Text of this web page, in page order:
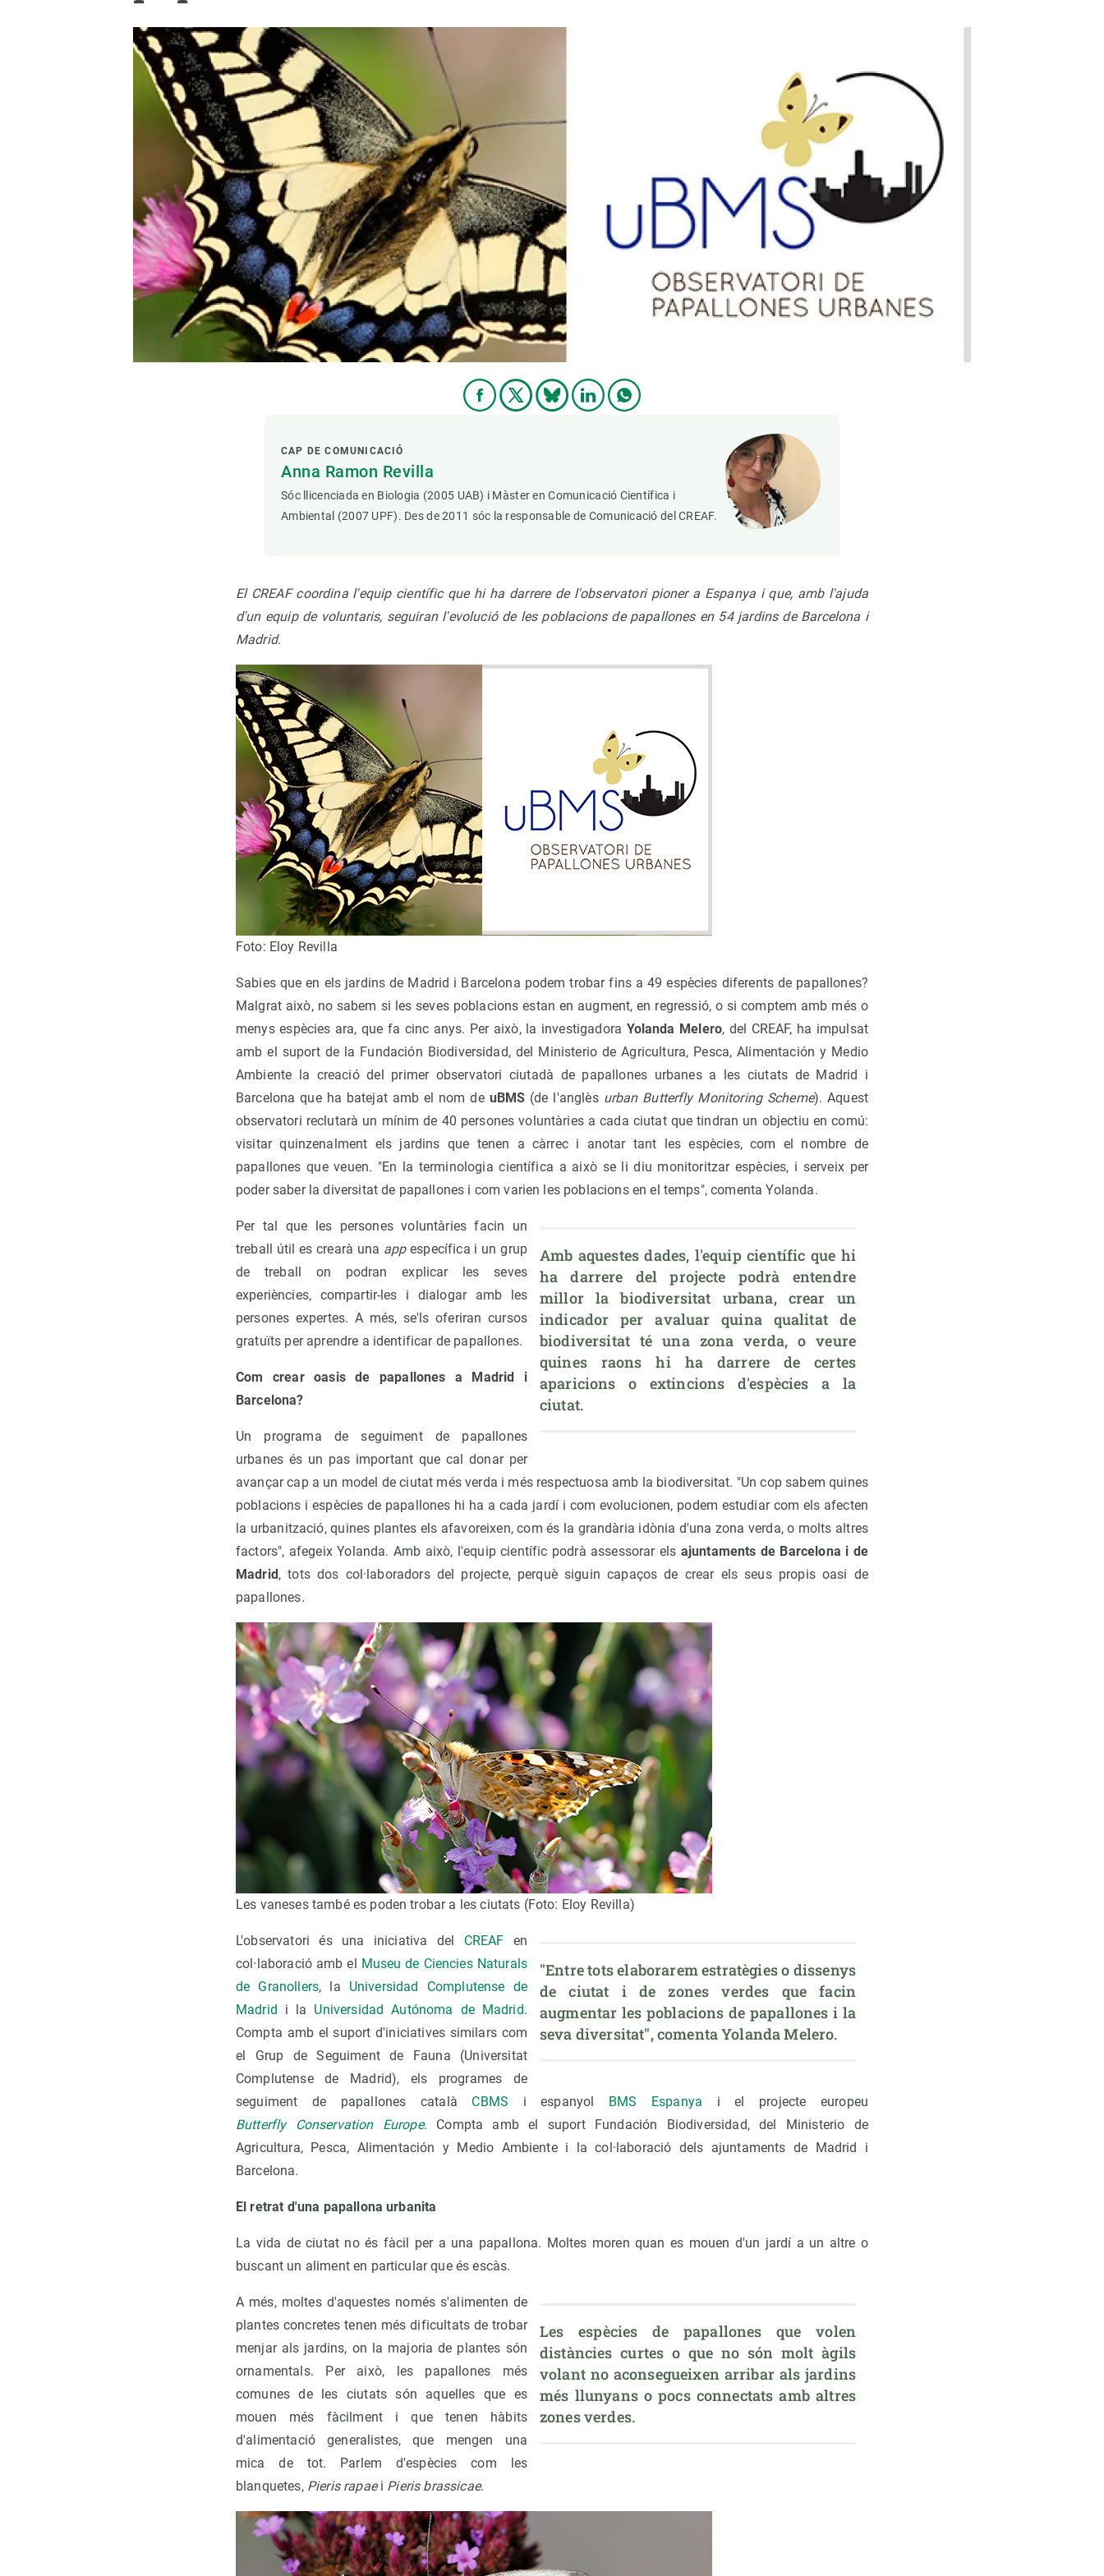
CAP DE COMUNICACIÓ
Anna Ramon Revilla
Sóc llicenciada en Biologia (2005 UAB) i Màster en Comunicació Científica i
Ambiental (2007 UPF). Des de 2011 sóc la responsable de Comunicació del CREAF.
El CREAF coordina l'equip científic que hi ha darrere de l'observatori pioner a Espanya i que, amb l'ajuda
d'un equip de voluntaris, seguiran l'evolució de les poblacions de papallones en 54 jardins de Barcelona i
Madrid.
Foto: Eloy Revilla
Sabies que en els jardins de Madrid i Barcelona podem trobar fins a 49 espècies diferents de papallones?
Malgrat això, no sabem si les seves poblacions estan en augment, en regressió, o si comptem amb més o
menys espècies ara, que fa cinc anys. Per això, la investigadora Yolanda Melero, del CREAF, ha impulsat
amb el suport de la Fundación Biodiversidad, del Ministerio de Agricultura, Pesca, Alimentación y Medio
Ambiente la creació del primer observatori ciutadà de papallones urbanes a les ciutats de Madrid i
Barcelona que ha batejat amb el nom de uBMS (de l'anglès urban Butterfly Monitoring Scheme). Aquest
observatori reclutarà un mínim de 40 persones voluntàries a cada ciutat que tindran un objectiu en comú:
visitar quinzenalment els jardins que tenen a càrrec i anotar tant les espècies, com el nombre de
papallones que veuen. "En la terminologia científica a això se li diu monitoritzar espècies, i serveix per
poder saber la diversitat de papallones i com varien les poblacions en el temps", comenta Yolanda.
Amb aquestes dades, l'equip científic que hi
ha darrere del projecte podrà entendre
millor la biodiversitat urbana, crear un
indicador per avaluar quina qualitat de
biodiversitat té una zona verda, o veure
quines raons hi ha darrere de certes
aparicions o extincions d'espècies a la
ciutat.
Per tal que les persones voluntàries facin un
treball útil es crearà una appespecífica i un grup
de treball on podran explicar les seves
experiències, compartir-les i dialogar amb les
persones expertes. A més, se'ls oferiran cursos
gratuïts per aprendre a identificar de papallones.
Com crear oasis de papallones a Madrid i
Barcelona?
Un programa de seguiment de papallones
urbanes és un pas important que cal donar per
avançar cap a un model de ciutat més verda i més respectuosa amb la biodiversitat. "Un cop sabem quines
poblacions i espècies de papallones hi ha a cada jardí i com evolucionen, podem estudiar com els afecten
la urbanització, quines plantes els afavoreixen, com és la grandària idònia d'una zona verda, o molts altres
factors", afegeix Yolanda. Amb això, l'equip científic podrà assessorar els ajuntaments de Barcelona i de
Madrid, tots dos col·laboradors del projecte, perquè siguin capaços de crear els seus propis oasi de
papallones.
Les vaneses també es poden trobar a les ciutats (Foto: Eloy Revilla)
"Entre tots elaborarem estratègies o dissenys
de ciutat i de zones verdes que facin
augmentar les poblacions de papallones i la
seva diversitat", comenta Yolanda Melero.
L'observatori és una iniciativa del CREAF en
col·laboració amb el Museu de Ciencies Naturals
de Granollers, la Universidad Complutense de
Madrid i la Universidad Autónoma de Madrid.
Compta amb el suport d'iniciatives similars com
el Grup de Seguiment de Fauna (Universitat
Complutense de Madrid), els programes de
seguiment de papallones català CBMS i espanyol BMS Espanya i el projecte europeu
Butterfly Conservation Europe. Compta amb el suport Fundación Biodiversidad, del Ministerio de
Agricultura, Pesca, Alimentación y Medio Ambiente i la col·laboració dels ajuntaments de Madrid i
Barcelona.
El retrat d'una papallona urbanita
La vida de ciutat no és fàcil per a una papallona. Moltes moren quan es mouen d'un jardí a un altre o
buscant un aliment en particular que és escàs.
Les espècies de papallones que volen
distàncies curtes o que no són molt àgils
volant no aconsegueixen arribar als jardins
més llunyans o pocs connectats amb altres
zones verdes.
A més, moltes d'aquestes només s'alimenten de
plantes concretes tenen més dificultats de trobar
menjar als jardins, on la majoria de plantes són
ornamentals. Per això, les papallones més
comunes de les ciutats són aquelles que es
mouen més fàcilment i que tenen hàbits
d'alimentació generalistes, que mengen una
mica de tot. Parlem d'espècies com les
blanquetes, Pieris rapaei Pieris brassicae.
Marca i logotips
Infraestructures
Equitat, Diversitat i Inclusió (EDI)
Ciència oberta i gestió del coneixement
Temes transversals
Publicacions
Synthesis Actions
Vine de visitant o sabàtic
Observació de la terra